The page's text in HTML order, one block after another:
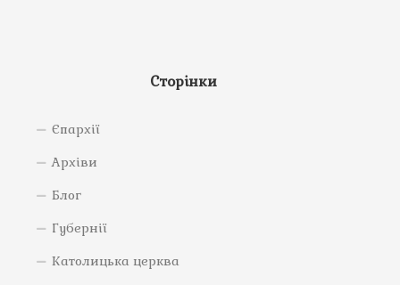
Сторінки
Єпархії
Архіви
Блог
Губернії
Католицька церква